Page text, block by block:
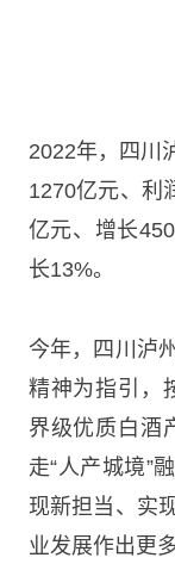
2022年，四川
1270亿元、利
亿元、增长
长13%。
今年，四川泸
精神为指引，
界级优质白酒
走“人产城境”
现新担当、实
业发展作出更